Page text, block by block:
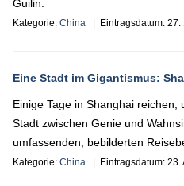
Guilin.
Kategorie: China | Eintragsdatum: 27.
Eine Stadt im Gigantismus:
Einige Tage in Shanghai
Stadt zwischen Genie und
umfassenden, bebilderten
Kategorie: China | Eintragsdatum: 23.